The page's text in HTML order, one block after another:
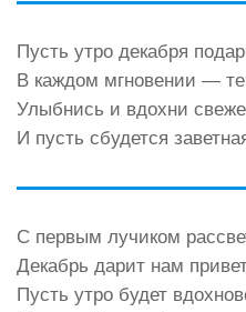
Пусть утро декабря
В каждом мгновении —
Улыбнись и вдохни
И пусть сбудется
С первым лучиком
Декабрь дарит нам
Пусть утро будет